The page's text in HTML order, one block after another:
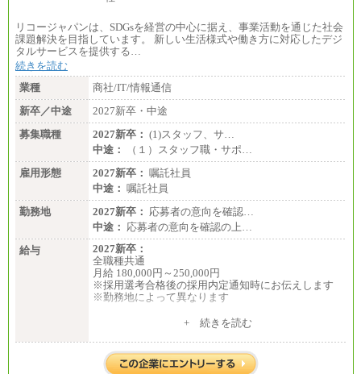
リコージャパンは、SDGsを経営の中心に据え、事業活動を通じた社会
課題解決を目指しています。 新しい生活様式や働き方に対応したデジ
タルサービスを提供する…
続きを読む
業種
商社/IT/情報通信
新卒／中途
2027新卒・中途
募集職種
2027新卒： (1)スタッフ、サ…
中途：
（１）スタッフ職・サポ…
雇用形態
2027新卒： 嘱託社員
中途： 嘱託社員
勤務地
2027新卒： 応募者の意向を確認…
中途： 応募者の意向を確認の上…
給与
2027新卒：
全職種共通
月給 180,000円～250,000円
※採用選考合格後の採用内定通知時にお伝えします
※勤務地によって異なります
月給 200,000円～250,000円
入社時の処遇は経験・能力を考慮の上、当社規程に
より決定します。
+ 続きを読む